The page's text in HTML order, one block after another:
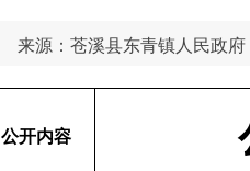
来源：苍溪县东青镇人民政府
公开内容